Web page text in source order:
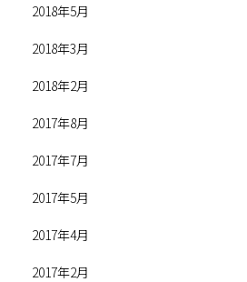
2018年5月
2018年3月
2018年2月
2017年8月
2017年7月
2017年5月
2017年4月
2017年2月